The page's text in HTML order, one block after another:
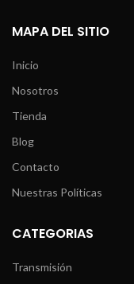
MAPA DEL SITIO
Inicio
Nosotros
Tienda
Blog
Contacto
Nuestras Políticas
CATEGORIAS
Transmisión